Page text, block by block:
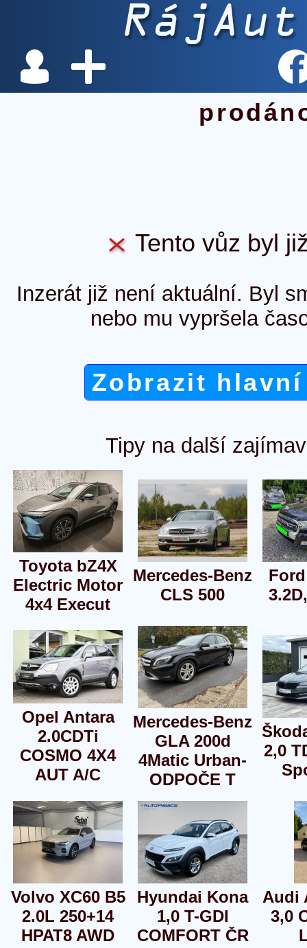
Tento vůz byl
Inzerát již není aktuální. Byl
nebo mu vypršela
Zobrazit
Tipy na další
Toyota bZ4X
Electric Motor
4x4 Execut
Mercedes-Benz
CLS 500
Opel Antara
2.0CDTi
COSMO 4X4
AUT A/C
Mercedes-Benz
GLA 200d
4Matic Urban-
ODPOČE T
2,0
Volvo XC60 B5
2.0L 250+14
HPAT8 AWD
Hyundai Kona
1,0 T-GDI
COMFORT ČR
Audi
3,0